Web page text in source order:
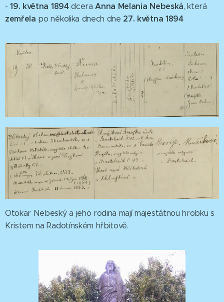
-19. května 1894dcera Anna Melania Nebeská, která
zemřela po několika dnech dne 27. května 1894
Otokar Nebeský a jeho rodina mají majestátnou hrobku s
Kristem na Radotínském hřbitově.